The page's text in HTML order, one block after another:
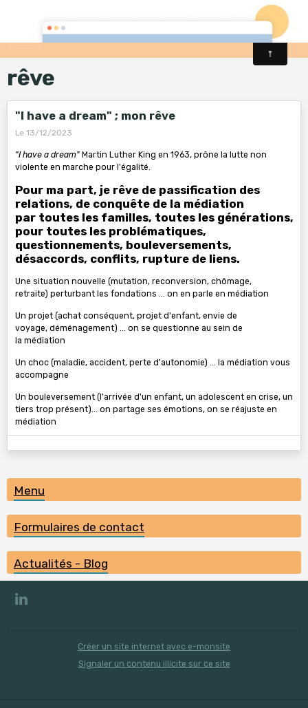
rêve
"I have a dream" ; mon rêve
Le 13/12/2023
"I have a dream"Martin Luther King en 1963, prône la lutte non
violente en marche pour l'égalité.
Pour ma part, je rêve de passification des
relations, de conquête de la médiation
par toutes les familles, toutes les générations,
pour toutes les problématiques,
questionnements, bouleversements,
désaccords, conflits, rupture de liens.
Une situation nouvelle (mutation, reconversion, chômage,
retraite) perturbant les fondations ... on en parle en médiation
Un projet (achat conséquent, projet d'enfant, envie de
voyage, déménagement) ... on se questionne au sein de
la médiation
Un choc (maladie, accident, perte d'autonomie) ... la médiation vous
accompagne
Un bouleversement (l'arrivée d'un enfant, un adolescent en crise, un
tiers trop présent)... on partage ses émotions, on se réajuste en
médiation
Menu
Formulaires de contact
Actualités - Blog
Créer un site internet avec e-monsite
Signaler un contenu illicite sur ce site